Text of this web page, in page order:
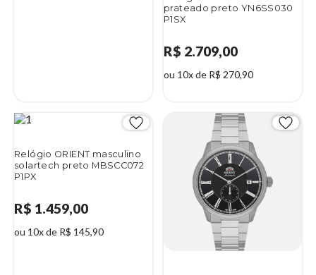
prateado preto YN6SS030
P1SX
R$ 2.709,00
ou 10x de R$ 270,90
Relógio ORIENT masculino
solartech preto MBSCC072
P1PX
R$ 1.459,00
ou 10x de R$ 145,90